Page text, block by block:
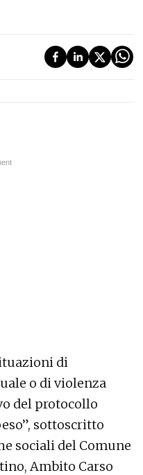
di
o di violenza
del protocollo
sottoscritto
sociali del Comune
Ambito Carso